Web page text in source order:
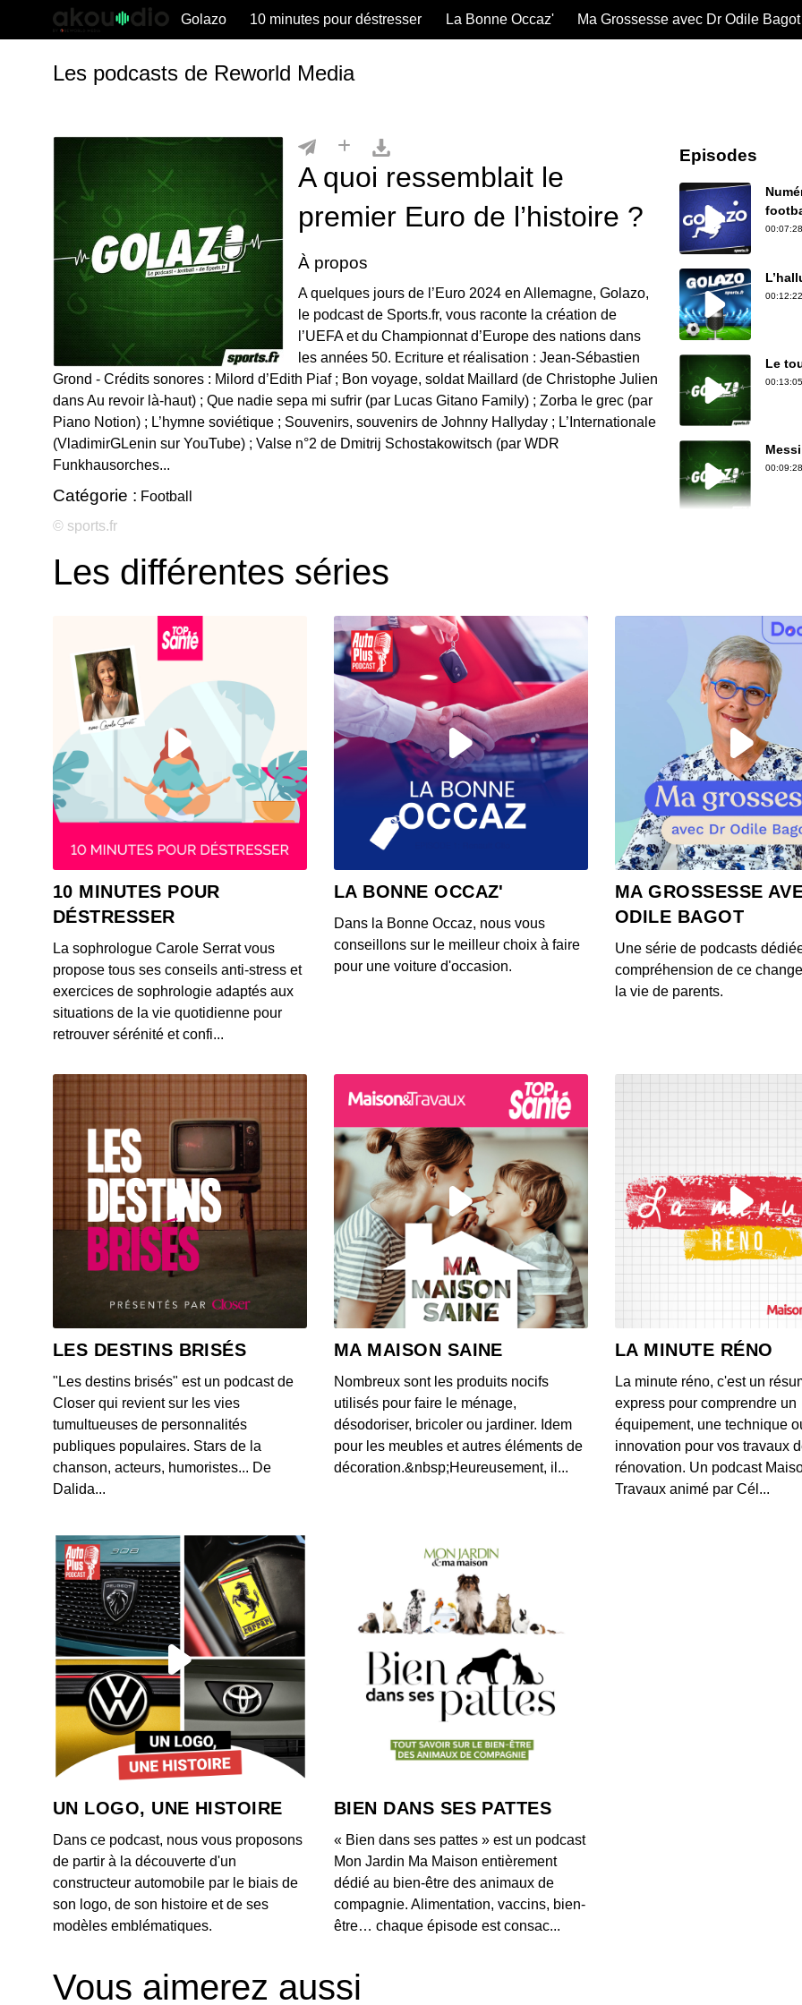
Golazo 10 minutes pour déstresser La Bonne Occaz' Ma Grossesse avec Dr Odile Bagot
Les podcasts de Reworld Media
A quoi ressemblait le
premier Euro de l’histoire ?
À propos
A quelques jours de l’Euro 2024 en Allemagne, Golazo,
le podcast de Sports.fr, vous raconte la création de
l’UEFA et du Championnat d’Europe des nations dans
les années 50. Ecriture et réalisation : Jean-Sébastien
Grond - Crédits sonores : Milord d’Edith Piaf ; Bon voyage, soldat Maillard (de Christophe Julien
dans Au revoir là-haut) ; Que nadie sepa mi sufrir (par Lucas Gitano Family) ; Zorba le grec (par
Piano Notion) ; L’hymne soviétique ; Souvenirs, souvenirs de Johnny Hallyday ; L’Internationale
(VladimirGLenin sur YouTube) ; Valse n°2 de Dmitrij Schostakowitsch (par WDR
Funkhausorches...
Catégorie : Football
© sports.fr
Episodes
Le
5
00:15:06
Le
tout
La
00:32:12
Les
Les différentes séries
10 MINUTES POUR
DÉSTRESSER
La sophrologue Carole Serrat vous
propose tous ses conseils anti-stress et
exercices de sophrologie adaptés aux
situations de la vie quotidienne pour
retrouver sérénité et confi...
LA BONNE OCCAZ'
Dans la Bonne Occaz, nous vous
conseillons sur le meilleur choix à faire
pour une voiture d'occasion.
MA GROSSESSE
ODILE BAGOT
Une série de podcasts
compréhension de ce
la vie de parents.
LES DESTINS BRISÉS
"Les destins brisés" est un podcast de
Closer qui revient sur les vies
tumultueuses de personnalités
publiques populaires. Stars de la
chanson, acteurs, humoristes... De
Dalida...
MA MAISON SAINE
Nombreux sont les produits nocifs
utilisés pour faire le ménage,
désodoriser, bricoler ou jardiner. Idem
pour les meubles et autres éléments de
décoration.&nbsp;Heureusement, il...
LA MINUTE RÉNO
La minute réno, c'est un
express pour comprendre un
équipement, une technique
innovation pour vos travaux
rénovation. Un podcast
Travaux animé par Cél...
UN LOGO, UNE HISTOIRE
Dans ce podcast, nous vous proposons
de partir à la découverte d'un
constructeur automobile par le biais de
son logo, de son histoire et de ses
modèles emblématiques.
BIEN DANS SES PATTES
« Bien dans ses pattes » est un podcast
Mon Jardin Ma Maison entièrement
dédié au bien-être des animaux de
compagnie. Alimentation, vaccins, bien-
être… chaque épisode est consac...
Vous aimerez aussi